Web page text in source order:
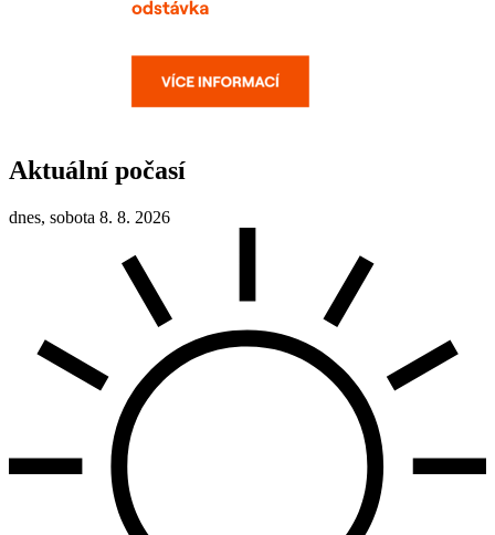
Aktuální počasí
dnes, sobota 8. 8. 2026